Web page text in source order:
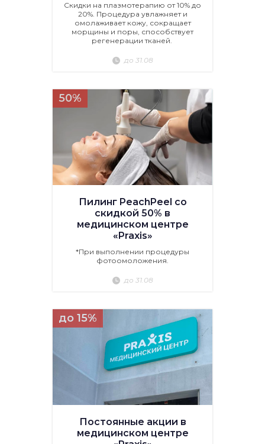
Скидки на плазмотерапию от 10% до
20%. Процедура увлажняет и
омолаживает кожу, сокращает
морщины и поры, способствует
регенерации тканей.
до 31.08
50%
Пилинг PeachPeel со
скидкой 50% в
медицинском центре
«Praxis»
*При выполнении процедуры
фотоомоложения.
до 31.08
до 15%
Постоянные акции в
медицинском центре